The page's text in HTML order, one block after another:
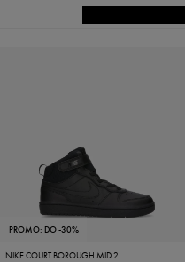
PROMO: DO -30%
NIKE COURT BOROUGH MID 2